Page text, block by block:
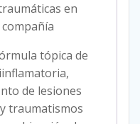
en
tópica de
de lesiones
traumatismos